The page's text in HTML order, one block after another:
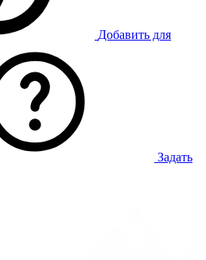
Добавить для
Задать